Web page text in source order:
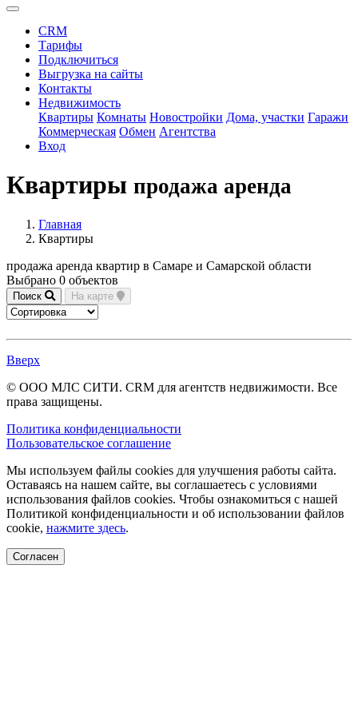
CRM
Тарифы
Подключиться
Выгрузка на сайты
Контакты
Недвижимость
Квартиры Комнаты Новостройки Дома, участки Гаражи
Коммерческая Обмен Агентства
Вход
Квартиры продажа аренда
Главная
Квартиры
продажа аренда квартир в Самаре и Самарской области
Выбрано 0 объектов
Поиск На карте
Вверх
© ООО МЛС СИТИ. CRM для агентств недвижимости. Все
права защищены.
Политика конфиденциальности
Пользовательское соглашение
Мы используем файлы cookies для улучшения работы сайта.
Оставаясь на нашем сайте, вы соглашаетесь с условиями
использования файлов cookies. Чтобы ознакомиться с нашей
Политикой конфиденциальности и об использовании файлов
cookie, нажмите здесь.
Согласен